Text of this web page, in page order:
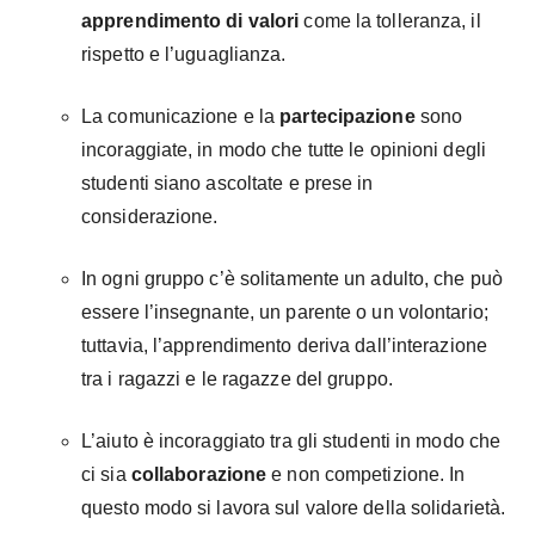
apprendimento di valori come la tolleranza, il
rispetto e l’uguaglianza.
La comunicazione e la partecipazionesono
incoraggiate, in modo che tutte le opinioni degli
studenti siano ascoltate e prese in
considerazione.
In ogni gruppo c’è solitamente un adulto, che può
essere l’insegnante, un parente o un volontario;
tuttavia, l’apprendimento deriva dall’interazione
tra i ragazzi e le ragazze del gruppo.
L’aiuto è incoraggiato tra gli studenti in modo che
ci sia collaborazione e non competizione. In
questo modo si lavora sul valore della solidarietà.